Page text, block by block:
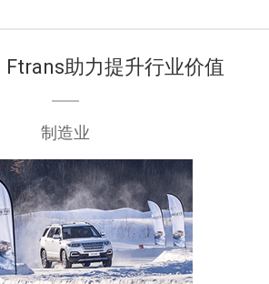
Ftrans助力提升行业价值
制造业